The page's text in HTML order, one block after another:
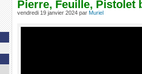
Pierre, Feuille, Pistolet
vendredi 19 janvier 2024 par Muriel